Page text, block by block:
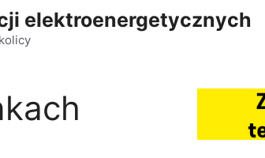
elektroenergetycznych